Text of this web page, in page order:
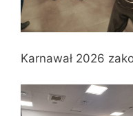
Karnawał 2026